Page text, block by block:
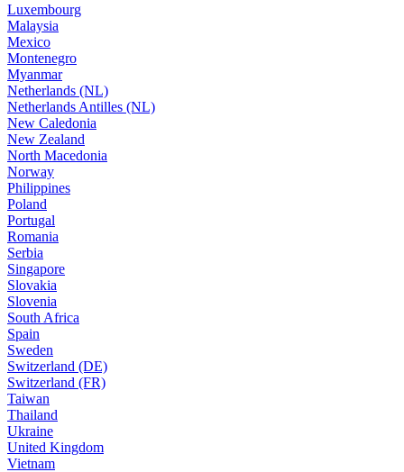
Luxembourg
Malaysia
Mexico
Montenegro
Myanmar
Netherlands (NL)
Netherlands Antilles (NL)
New Caledonia
New Zealand
North Macedonia
Norway
Philippines
Poland
Portugal
Romania
Serbia
Singapore
Slovakia
Slovenia
South Africa
Spain
Sweden
Switzerland (DE)
Switzerland (FR)
Taiwan
Thailand
Ukraine
United Kingdom
Vietnam